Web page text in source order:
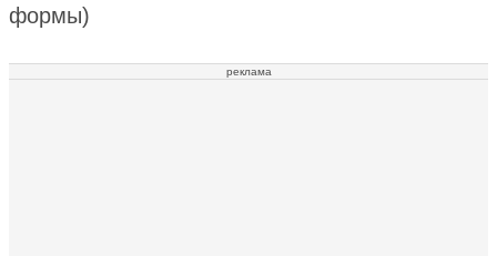
формы)
реклама